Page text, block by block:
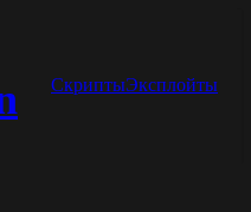
СкриптыЭксплойты